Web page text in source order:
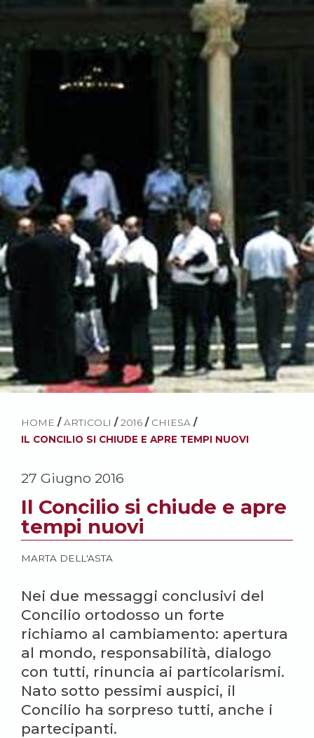
HOME / ARTICOLI / 2016 / CHIESA /
IL CONCILIO SI CHIUDE E APRE TEMPI NUOVI
27 Giugno 2016
Il Concilio si chiude e apre
tempi nuovi
MARTA DELL'ASTA
Nei due messaggi conclusivi del
Concilio ortodosso un forte
richiamo al cambiamento: apertura
al mondo, responsabilità, dialogo
con tutti, rinuncia ai particolarismi.
Nato sotto pessimi auspici, il
Concilio ha sorpreso tutti, anche i
partecipanti.